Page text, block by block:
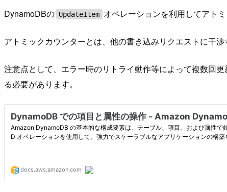
DynamoDBの UpdateItem オペレーションを利用してアト
アトミックカウンターとは、他の書き込みリクエストに干
注意点として、エラー時のリトライ動作等によって複数回
る必要があります。